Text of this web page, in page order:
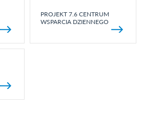
PROJEKT 7.6 CENTRUM
WSPARCIA DZIENNEGO